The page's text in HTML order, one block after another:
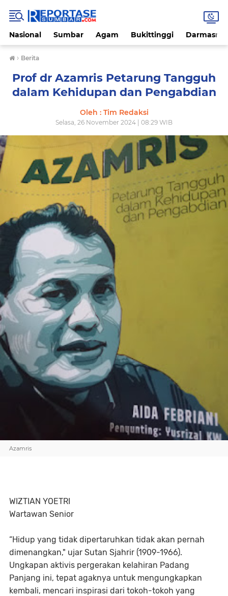
Nasional Sumbar Agam Bukittinggi
› Berita
Prof dr Azamris Petarung Tangguh
dalam Kehidupan dan Pengabdian
Oleh : Tim Redaksi
Selasa, 26 November 2024 | 08:29 WIB
Azamris
WIZTIAN YOETRI
Wartawan Senior
“Hidup yang tidak dipertaruhkan tidak akan pernah
dimenangkan," ujar Sutan Sjahrir (1909-1966).
Ungkapan aktivis pergerakan kelahiran Padang
Panjang ini, tepat agaknya untuk mengungkapkan
kembali, mencari inspirasi dari tokoh-tokoh yang